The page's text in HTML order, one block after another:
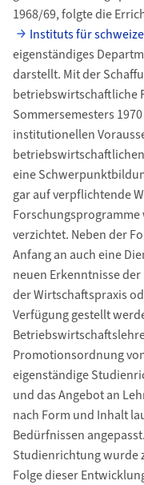
1968/69, folgte die
Instituts für
eigenständiges
darstellt. Mit der
betriebswirtschaftliche
Sommersemesters
institutionellen
eine
gar auf verpflichtende
verzichtet. Neben der
Anfang an auch eine
neuen Erkenntnisse
der Wirtschaftspraxis
Verfügung gestellt
Promotionsordnung
eigenständige
und das Angebot an
nach Form und Inhalt
Bedürfnissen
Studienrichtung wurde
Folge dieser